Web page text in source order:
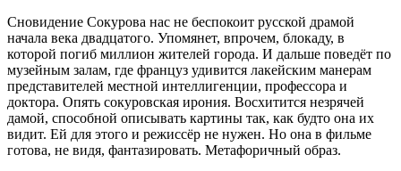
Сновидение Сокурова нас не беспокоит русской драмой
начала века двадцатого. Упомянет, впрочем, блокаду, в
которой погиб миллион жителей города. И дальше поведёт по
музейным залам, где француз удивится лакейским манерам
представителей местной интеллигенции, профессора и
доктора. Опять сокуровская ирония. Восхитится незрячей
дамой, способной описывать картины так, как будто она их
видит. Ей для этого и режиссёр не нужен. Но она в фильме
готова, не видя, фантазировать. Метафоричный образ.